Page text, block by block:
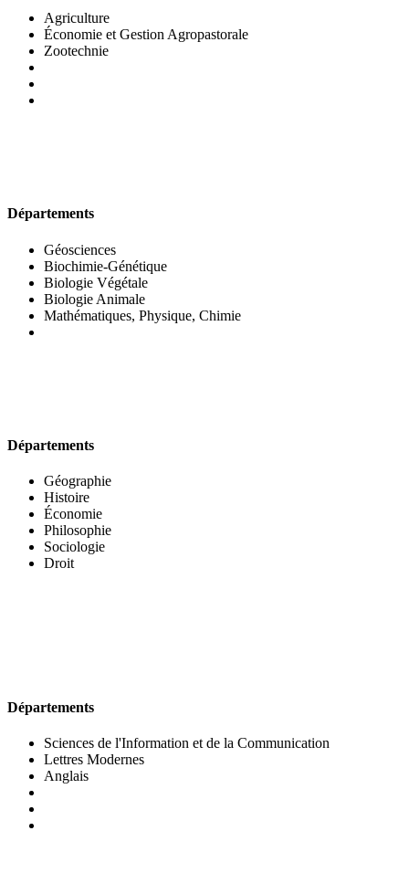
Agriculture
Économie et Gestion Agropastorale
Zootechnie
Départements
Géosciences
Biochimie-Génétique
Biologie Végétale
Biologie Animale
Mathématiques, Physique, Chimie
Départements
Géographie
Histoire
Économie
Philosophie
Sociologie
Droit
Départements
Sciences de l'Information et de la Communication
Lettres Modernes
Anglais